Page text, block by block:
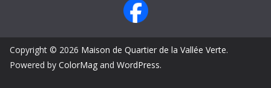
Copyright © 2026 Maison de Quartier de la Vallée Verte.
Powered by ColorMag and WordPress.